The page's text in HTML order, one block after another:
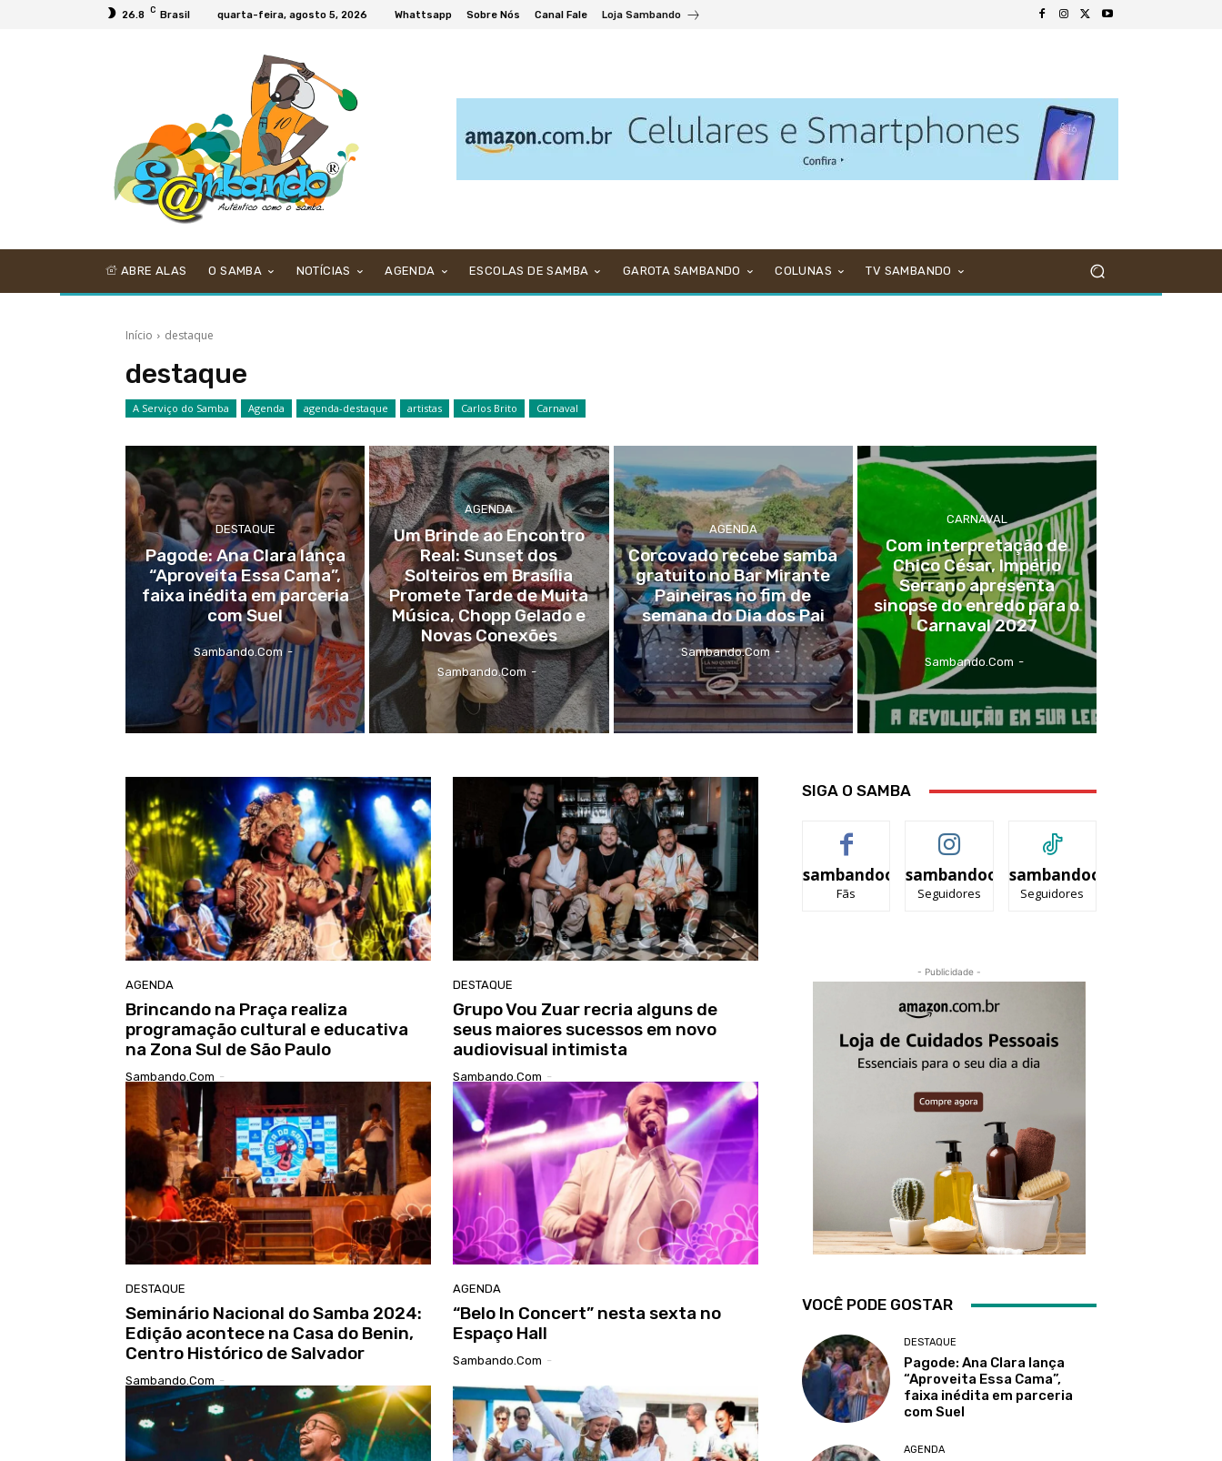
26.8 C Brasil quarta-feira, agosto 5, 2026 Whattsapp Sobre Nós Canal Fale Loja Sambando
ABRE ALAS O SAMBA NOTÍCIAS AGENDA ESCOLAS DE SAMBA GAROTA SAMBANDO COLUNAS TV SAMBANDO
Início destaque
destaque
A Serviço do Samba Agenda agenda-destaque artistas Carlos Brito Carnaval
DESTAQUE
Pagode: Ana Clara lança
“Aproveita Essa Cama”,
faixa inédita em parceria
com Suel
Sambando.com -
AGENDA
Um Brinde ao Encontro
Real: Sunset dos
Solteiros em Brasília
Promete Tarde de Muita
Música, Chopp Gelado e
Novas Conexões
Sambando.com -
AGENDA
Corcovado recebe samba
gratuito no Bar Mirante
Paineiras no fim de
semana do Dia dos Pai
Sambando.com -
CARNAVAL
Com interpretação de
Chico César, Império
Serrano apresenta
sinopse do enredo para o
Carnaval 2027
Sambando.com -
AGENDA
Brincando na Praça realiza
programação cultural e educativa
na Zona Sul de São Paulo
Sambando.com -
DESTAQUE
Grupo Vou Zuar recria alguns de
seus maiores sucessos em novo
audiovisual intimista
Sambando.com -
DESTAQUE
Seminário Nacional do Samba 2024:
Edição acontece na Casa do Benin,
Centro Histórico de Salvador
Sambando.com -
AGENDA
“Belo In Concert” nesta sexta no
Espaço Hall
Sambando.com -
SIGA O SAMBA
sambandooficial
Fãs
sambandooficial
Seguidores
sambandooficial
Seguidores
- Publicidade -
VOCÊ PODE GOSTAR
DESTAQUE
Pagode: Ana Clara lança
“Aproveita Essa Cama”,
faixa inédita em parceria
com Suel
AGENDA